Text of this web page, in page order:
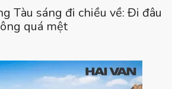
Tàu sáng đi chiều về: Đi đâu
quá mệt